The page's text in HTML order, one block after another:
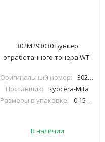
302M293030 Бункер
отработанного тонера WT-
FS1020/1025/1120 (O)
Оригинальный номер:
302M293030
Поставщик:
Kyocera-Mita
Размеры в упаковке:
0.15 м×0.07 м×0.23 м
В наличии